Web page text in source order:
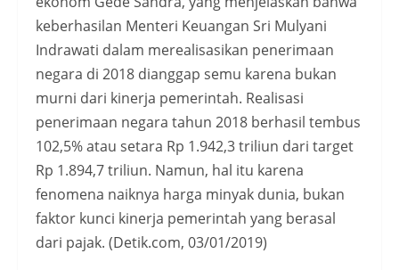
keberhasilan Menteri Keuangan Sri Mulyani
Indrawati dalam merealisasikan penerimaan
negara di 2018 dianggap semu karena bukan
murni dari kinerja pemerintah. Realisasi
penerimaan negara tahun 2018 berhasil tembus
102,5% atau setara Rp 1.942,3 triliun dari target
Rp 1.894,7 triliun. Namun, hal itu karena
fenomena naiknya harga minyak dunia, bukan
faktor kunci kinerja pemerintah yang berasal
dari pajak. (Detik.com, 03/01/2019)